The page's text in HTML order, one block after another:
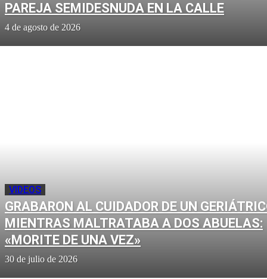
PAREJA SEMIDESNUDA EN LA CALLE
4 de agosto de 2026
VIDEOS
GRABARON AL CUIDADOR DE UN
MIENTRAS MALTRATABA A DOS ABUELAS:
«MORITE DE UNA VEZ»
30 de julio de 2026